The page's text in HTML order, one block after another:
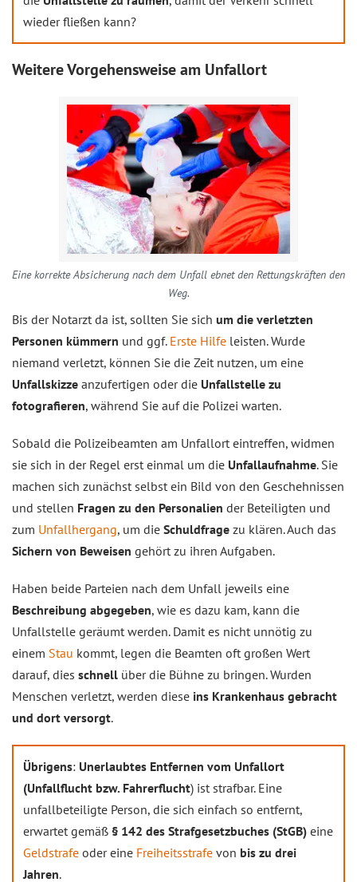
wieder fließen kann?
Weitere Vorgehensweise am Unfallort
Eine korrekte Absicherung nach dem Unfall ebnet den Rettungskräften den
Weg.
Bis der Notarzt da ist, sollten Sie sich um die verletzten
Personen kümmern und ggf. Erste Hilfe leisten. Wurde
niemand verletzt, können Sie die Zeit nutzen, um eine
Unfallskizze anzufertigen oder die Unfallstelle zu
fotografieren, während Sie auf die Polizei warten.
Sobald die Polizeibeamten am Unfallort eintreffen, widmen
sie sich in der Regel erst einmal um die Unfallaufnahme. Sie
machen sich zunächst selbst ein Bild von den Geschehnissen
und stellen Fragen zu den Personalien der Beteiligten und
zum Unfallhergang, um die Schuldfrage zu klären. Auch das
Sichern von Beweisen gehört zu ihren Aufgaben.
Haben beide Parteien nach dem Unfall jeweils eine
Beschreibung abgegeben, wie es dazu kam, kann die
Unfallstelle geräumt werden. Damit es nicht unnötig zu
einem Stau kommt, legen die Beamten oft großen Wert
darauf, dies schnell über die Bühne zu bringen. Wurden
Menschen verletzt, werden diese ins Krankenhaus gebracht
und dort versorgt.
Übrigens: Unerlaubtes Entfernen vom Unfallort
(Unfallflucht bzw. Fahrerflucht) ist strafbar. Eine
unfallbeteiligte Person, die sich einfach so entfernt,
erwartet gemäß § 142 des Strafgesetzbuches (StGB) eine
Geldstrafe oder eine Freiheitsstrafe von bis zu drei
Jahren.